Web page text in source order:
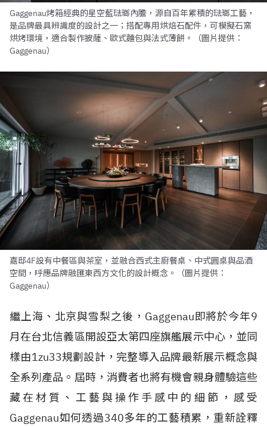
Gaggenau烤箱經典的星空藍琺瑯內膽，源自百年累積的琺瑯工藝，
是品牌最具辨識度的設計之一；搭配專用烘焙石配件，可模擬石窯
烘烤環境，適合製作披薩、歐式麵包與法式薄餅。（圖片提供：
Gaggenau）
嘉邸4F設有中餐區與茶室，並融合西式主廚餐桌、中式圓桌與品酒
空間，呼應品牌融匯東西方文化的設計概念。（圖片提供：
Gaggenau）
繼上海、北京與雪梨之後，Gaggenau即將於今年9
月在台北信義區開設亞太第四座旗艦展示中心，並同
樣由1zu33規劃設計，完整導入品牌最新展示概念與
全系列產品。屆時，消費者也將有機會親身體驗這些
藏在材質、工藝與操作手感中的細節，感受
Gaggenau如何透過340多年的工藝積累，重新詮釋